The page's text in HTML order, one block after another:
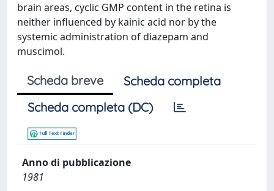
brain areas, cyclic GMP content in the retina is
neither influenced by kainic acid nor by the
systemic administration of diazepam and
muscimol.
Scheda breve
Scheda completa
Scheda completa (DC)
Anno di pubblicazione
1981